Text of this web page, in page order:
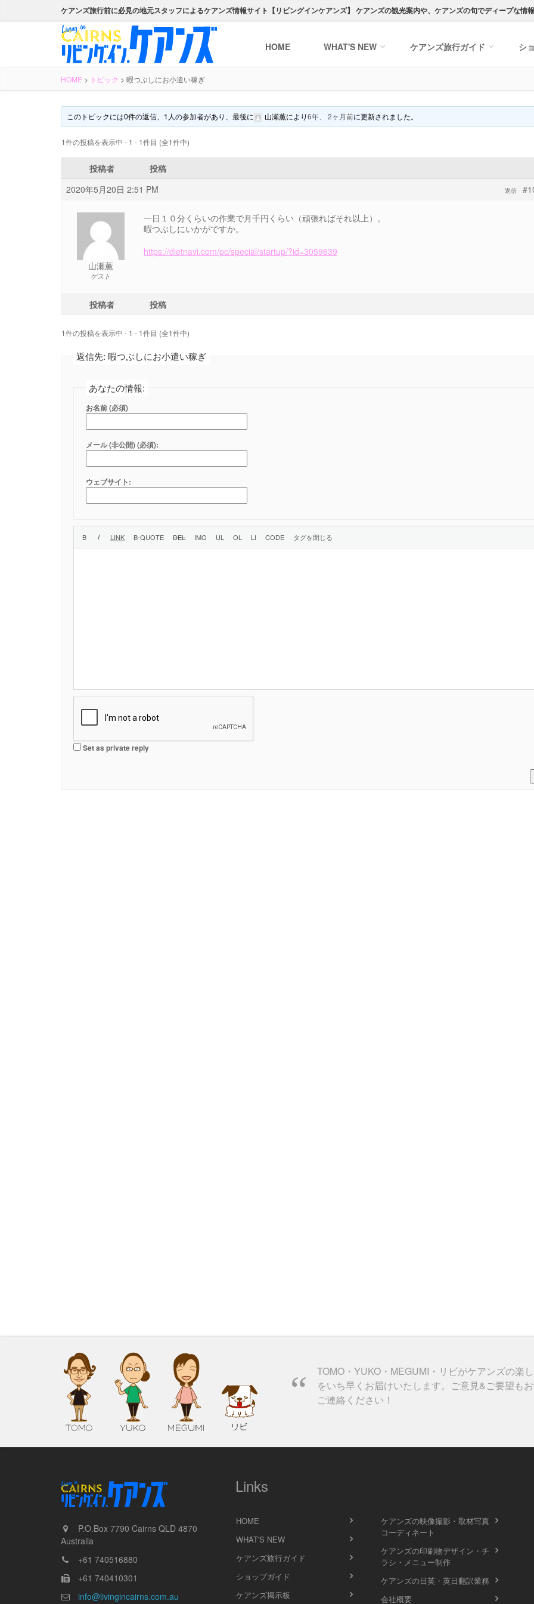
ケアンズ旅行前に必見の地元スタッフによるケアンズ情報サイト【リビングインケアンズ】 ケアンズの観光案内や、ケアンズの旬でディープな情
HOME WHAT'S NEW ケアンズ旅行ガイド シ
HOME > トピック > 暇つぶしにお小遣い稼ぎ
このトピックには0件の返信、1人の参加者があり、最後に 山瀬薫により6年、 2ヶ月前に更新されました。
1件の投稿を表示中 - 1 - 1件目 (全1件中)
投稿者
投稿
2020年5月20日 2:51 PM
返信
山瀬薫
ゲスト
一日１０分くらいの作業で月千円くらい（頑張ればそれ以上）。
暇つぶしにいかがですか。
https://dietnavi.com/pc/special/startup/?id=3059639
投稿者 投稿
1件の投稿を表示中 - 1 - 1件目 (全1件中)
返信先: 暇つぶしにお小遣い稼ぎ
あなたの情報:
お名前 (必須)
メール (非公開) (必須):
ウェブサイト:
Set as private reply
TOMO・YUKO・MEGUMI・リビがケアンズの楽
をいち早くお届けいたします。ご意見&ご要望も
ご連絡ください！
P.O.Box 7790 Cairns QLD 4870
Australia
+61 740516880
+61 740410301
info@livingincairns.com.au
Links
HOME
WHAT'S NEW
ケアンズ旅行ガイド
ショップガイド
ケアンズ掲示板
ケアンズの映像撮影・取材写真
コーディネート
ケアンズの印刷物デザイン・チ
ラシ・メニュー制作
ケアンズの日英・英日翻訳業務
会社概要